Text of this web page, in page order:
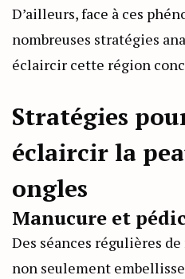
D’ailleurs, face à ces
nombreuses stratégies
éclaircir cette région
Stratégies
éclaircir la
ongles
Manucure et
Des séances régulières
non seulement